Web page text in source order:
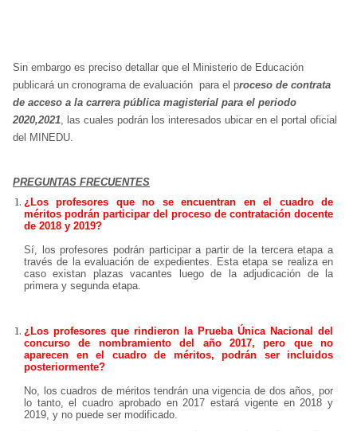
Sin embargo es preciso detallar que el Ministerio de Educación
publicará un cronograma de evaluación para el proceso de contrata
de acceso a la carrera pública magisterial para el periodo
2020,2021 , las cuales podrán los interesados ubicar en el portal oficial
del MINEDU.
PREGUNTAS FRECUENTES
¿Los profesores que no se encuentran en el cuadro de
méritos podrán participar del proceso de contratación docente
de 2018 y 2019?
Sí, los profesores podrán participar a partir de la tercera etapa a
través de la evaluación de expedientes. Esta etapa se realiza en
caso existan plazas vacantes luego de la adjudicación de la
primera y segunda etapa.
¿Los profesores que rindieron la Prueba Única Nacional del
concurso de nombramiento del año 2017, pero que no
aparecen en el cuadro de méritos, podrán ser incluidos
posteriormente?
No, los cuadros de méritos tendrán una vigencia de dos años, por
lo tanto, el cuadro aprobado en 2017 estará vigente en 2018 y
2019, y no puede ser modificado.